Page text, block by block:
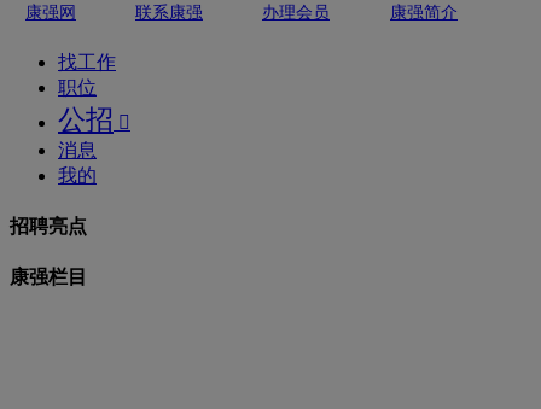
康强网
联系康强 办理会员 康强简介
找工作
职位
公招 
消息
我的
招聘亮点
康强栏目